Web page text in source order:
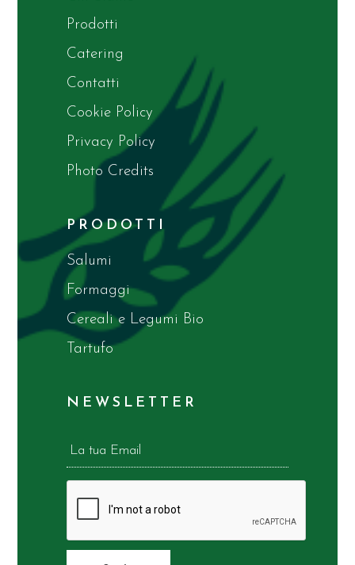
Prodotti
Catering
Contatti
Cookie Policy
Privacy Policy
Photo Credits
PRODOTTI
Salumi
Formaggi
Cereali e Legumi Bio
Tartufo
NEWSLETTER